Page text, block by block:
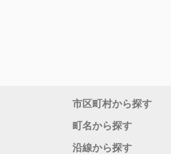
市区町村から探す
町名から探す
沿線から探す